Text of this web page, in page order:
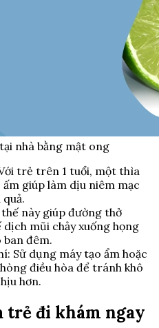
nhà bằng mật ong
trẻ trên 1 tuổi, một thìa
giúp làm dịu niêm mạc
này giúp đường thở
mũi chảy xuống họng
ban đêm.
Sử dụng máy tạo ẩm hoặc
điều hòa để tránh khô
hơn.
trẻ đi khám ngay